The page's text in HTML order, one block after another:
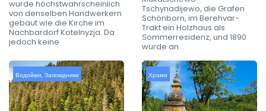
wurde höchstwahrscheinlich
von denselben Handwerkern
gebaut wie die Kirche im
Nachbardorf Kotelnyzja. Da
jedoch keine
Tschynadijewo, die Grafen
Schönborn, im Berehvar-
Trakt ein Holzhaus als
Sommerresidenz, und 1890
wurde an
Водойми, Заповідники Храми